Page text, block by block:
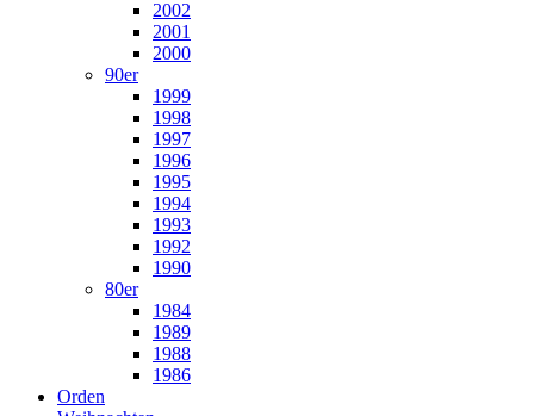
2002
2001
2000
90er
1999
1998
1997
1996
1995
1994
1993
1992
1990
80er
1984
1989
1988
1986
Orden